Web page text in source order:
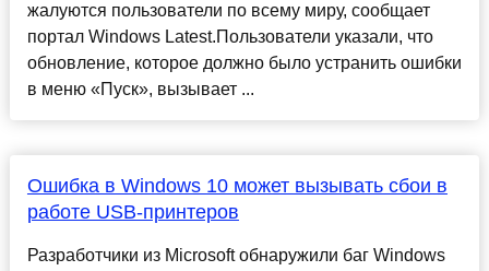
жалуются пользователи по всему миру, сообщает
портал Windows Latest.Пользователи указали, что
обновление, которое должно было устранить ошибки
в меню «Пуск», вызывает ...
Ошибка в Windows 10 может вызывать сбои в
работе USB-принтеров
Разработчики из Microsoft обнаружили баг Windows